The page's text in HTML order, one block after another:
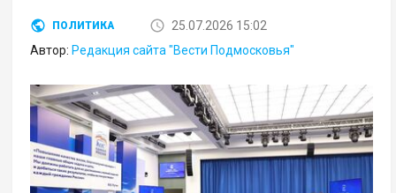
ПОЛИТИКА
25.07.2026 15:02
Автор: Редакция сайта "Вести Подмосковья"